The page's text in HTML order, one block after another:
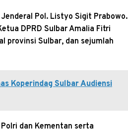
Pol. Listyo Sigit Prabowo.
DPRD Sulbar Amalia Fitri
provinsi Sulbar, dan sejumlah
Koperindag Sulbar Audiensi
dan Kementan serta